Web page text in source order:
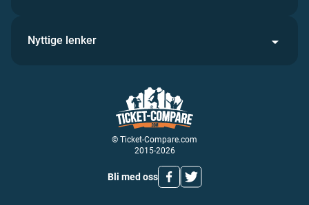
© Ticket-Compare.com
2015-2026
Bli med oss
Nyttige lenker